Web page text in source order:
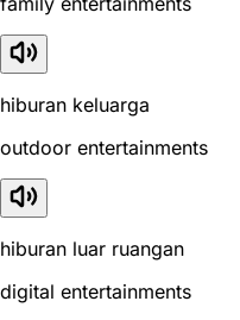
hiburan keluarga
outdoor entertainments
hiburan luar ruangan
digital entertainments